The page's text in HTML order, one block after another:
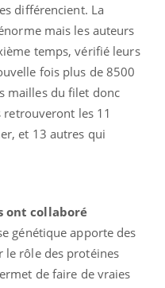
différencient. La
mais les auteurs
temps, vérifié leurs
fois plus de 8500
mailles du filet donc
retrouveront les 11
et 13 autres qui
ont collaboré
génétique apporte des
rôle des protéines
de faire de vraies